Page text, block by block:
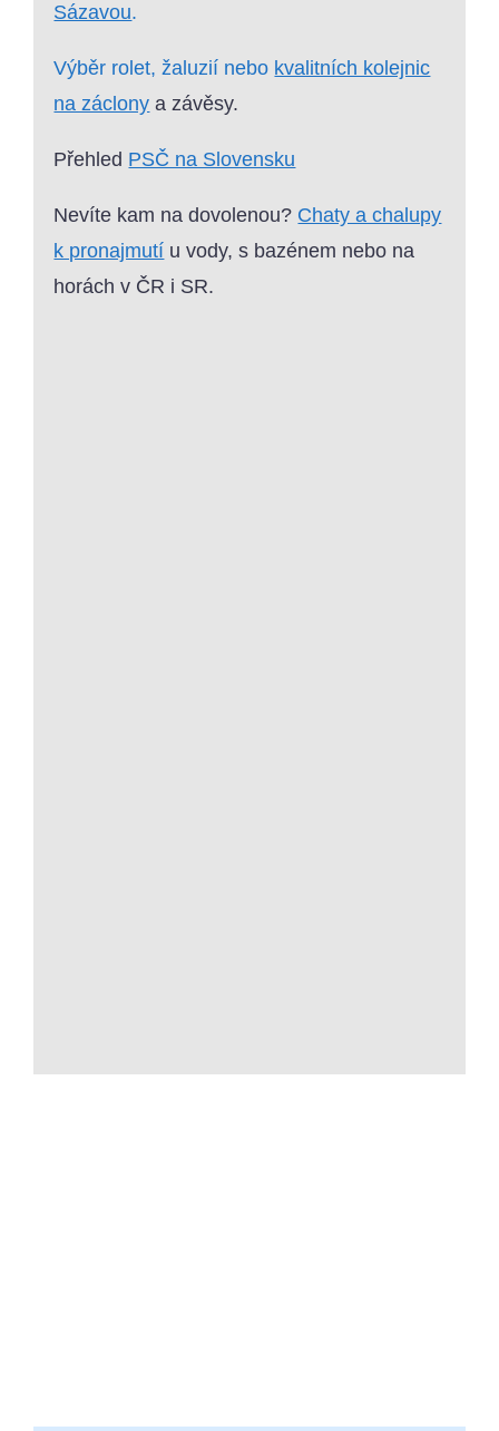
Sázavou.
Výběr rolet, žaluzií nebo kvalitních kolejnic
na záclony a závěsy.
Přehled PSČ na Slovensku
Nevíte kam na dovolenou? Chaty a chalupy
k pronajmutí u vody, s bazénem nebo na
horách v ČR i SR.